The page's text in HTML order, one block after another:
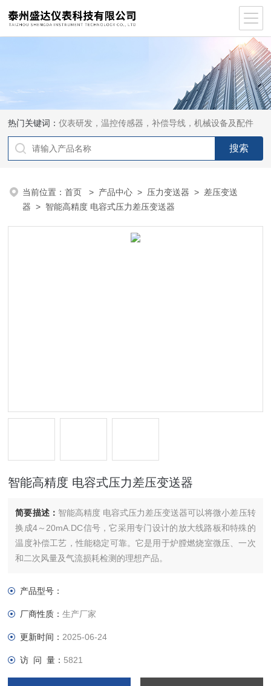
热门关键词：仪表研发，温控传感器，补偿导线，机械设备及配件
当前位置：首页 > 产品中心 > 压力变送器 > 差压变送
器 > 智能高精度 电容式压力差压变送器
智能高精度 电容式压力差压变送器
简要描述： 智能高精度 电容式压力差压变送器可以将微小差压转
换成4～20mA.DC信号，它采用专门设计的放大线路板和特殊的
温度补偿工艺，性能稳定可靠。它是用于炉膛燃烧室微压、一次
和二次风量及气流损耗检测的理想产品。
产品型号：
厂商性质：生产厂家
更新时间： 2025-06-24
访 问 量： 5821